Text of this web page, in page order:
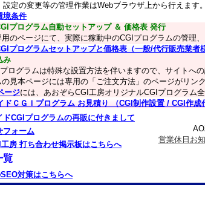
設定の変更等の管理作業はWebブラウザ上から行えます。
境条件
プログラム自動セットアップ ＆ 価格表 発行
のページにて、実際に稼動中のCGIプログラムの管理
プログラムセットアップと価格表（一般/代行販売業者
み
ログラムは特殊な設置方法を伴いますので、サイトへ
見本ページには専用の「ご注文方法」のページがリン
ージには、あおぞらCGI工房オリジナルCGIプログラム
ドＣＧＩプログラム お見積り （CGI制作設置 / CGI作成
ドCGIプログラムの再販に付きまして
フォーム
房 打ち合わせ掲示板はこちらへ
営業休日お
対策はこちらへ